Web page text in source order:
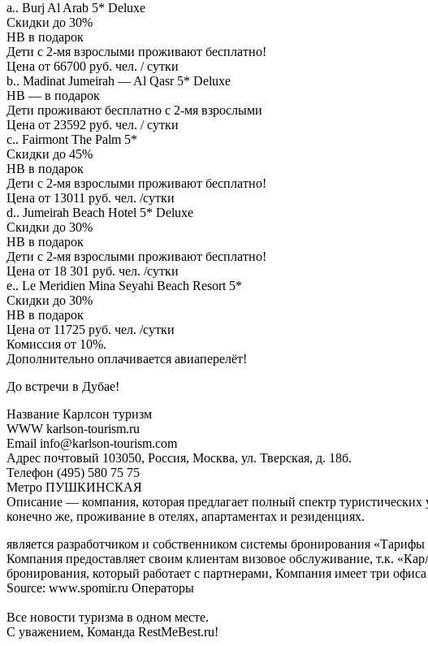
a.. Burj Al Arab 5* Deluxe
Скидки до 30%
HB в подарок
Дети с 2-мя взрослыми проживают бесплатно!
Цена от 66700 руб. чел. / сутки
b.. Madinat Jumeirah — Al Qasr 5* Deluxe
HB — в подарок
Дети проживают бесплатно с 2-мя взрослыми
Цена от 23592 руб. чел. / сутки
c.. Fairmont The Palm 5*
Скидки до 45%
HB в подарок
Дети с 2-мя взрослыми проживают бесплатно!
Цена от 13011 руб. чел. /сутки
d.. Jumeirah Beach Hotel 5* Deluxe
Скидки до 30%
HB в подарок
Дети с 2-мя взрослыми проживают бесплатно!
Цена от 18 301 руб. чел. /сутки
e.. Le Meridien Mina Seyahi Beach Resort 5*
Скидки до 30%
HB в подарок
Цена от 11725 руб. чел. /сутки
Комиссия от 10%.
Дополнительно оплачивается авиаперелёт!
До встречи в Дубае!
Название Карлсон туризм
WWW karlson-tourism.ru
Email info@karlson-tourism.com
Адрес почтовый 103050, Россия, Москва, ул. Тверская, д. 18б.
Телефон (495) 580 75 75
Метро ПУШКИНСКАЯ
Описание — компания, которая предлагает полный спектр
конечно же, проживание в отелях, апартаментах и резиденциях.
является разработчиком и собственником системы бронирования
Компания предоставляет своим клиентам визовое обслуживание, т.к.
бронирования, который работает с партнерами, Компания имеет три
Source: www.spomir.ru Операторы
Все новости туризма в одном месте.
С уважением, Команда RestMeBest.ru!